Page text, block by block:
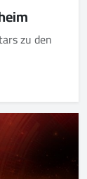
zu den